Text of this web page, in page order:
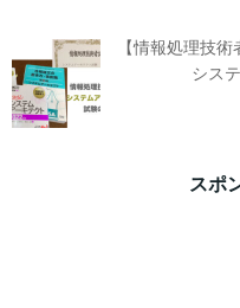
【情報処理技
シス
スポ